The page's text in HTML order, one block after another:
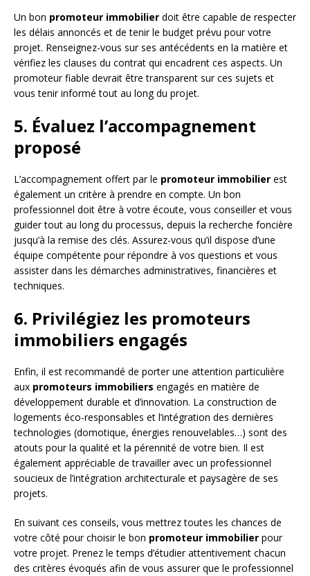
Un bon promoteur immobilier doit être capable de respecter
les délais annoncés et de tenir le budget prévu pour votre
projet. Renseignez-vous sur ses antécédents en la matière et
vérifiez les clauses du contrat qui encadrent ces aspects. Un
promoteur fiable devrait être transparent sur ces sujets et
vous tenir informé tout au long du projet.
5. Évaluez l’accompagnement
proposé
L’accompagnement offert par le promoteur immobilier est
également un critère à prendre en compte. Un bon
professionnel doit être à votre écoute, vous conseiller et vous
guider tout au long du processus, depuis la recherche foncière
jusqu’à la remise des clés. Assurez-vous qu’il dispose d’une
équipe compétente pour répondre à vos questions et vous
assister dans les démarches administratives, financières et
techniques.
6. Privilégiez les promoteurs
immobiliers engagés
Enfin, il est recommandé de porter une attention particulière
aux promoteurs immobiliers engagés en matière de
développement durable et d’innovation. La construction de
logements éco-responsables et l’intégration des dernières
technologies (domotique, énergies renouvelables…) sont des
atouts pour la qualité et la pérennité de votre bien. Il est
également appréciable de travailler avec un professionnel
soucieux de l’intégration architecturale et paysagère de ses
projets.
En suivant ces conseils, vous mettrez toutes les chances de
votre côté pour choisir le bon promoteur immobilier pour
votre projet. Prenez le temps d’étudier attentivement chacun
des critères évoqués afin de vous assurer que le professionnel